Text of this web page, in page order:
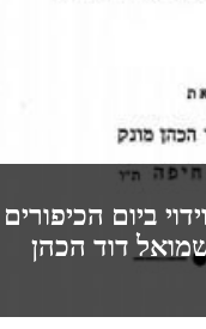
ביום הכיפורים
דוד הכהן